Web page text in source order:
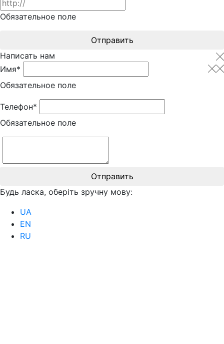
Обязательное поле
Отправить
Написать нам
Имя*
Обязательное поле
Телефон*
Обязательное поле
Отправить
Будь ласка, оберіть зручну мову:
UA
EN
RU